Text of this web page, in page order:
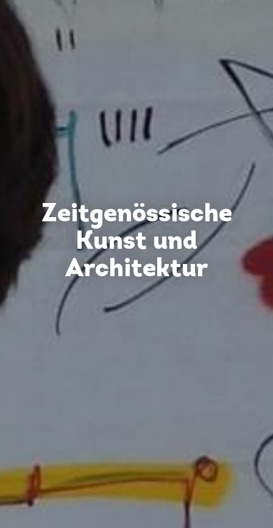
Zeitgenössische
Kunst und
Architektur